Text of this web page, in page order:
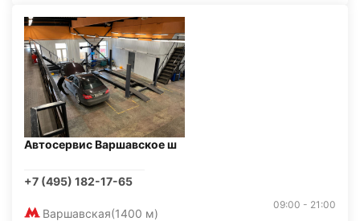
Автосервис Варшавское ш
+7 (495) 182-17-65
Варшавская(1400 м)
09:00 - 21:00